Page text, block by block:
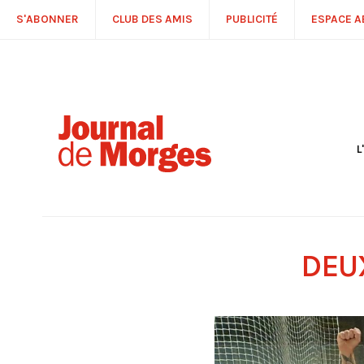
S'ABONNER CLUB DES AMIS PUBLICITÉ ESPACE